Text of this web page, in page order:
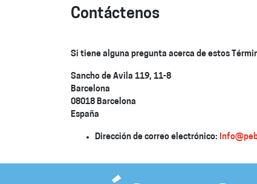
Contáctenos
Si tiene alguna pregunta acerca de estos
Sancho de Avila 119, 11-8
Barcelona
08018 Barcelona
España
Dirección de correo electrónico: